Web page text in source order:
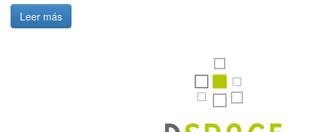
Leer más